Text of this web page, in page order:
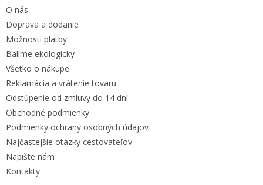
O nás
Doprava a dodanie
Možnosti platby
Balíme ekologicky
Všetko o nákupe
Reklamácia a vrátenie tovaru
Odstúpenie od zmluvy do 14 dní
Obchodné podmienky
Podmienky ochrany osobných údajov
Najčastejšie otázky cestovateľov
Napište nám
Kontakty